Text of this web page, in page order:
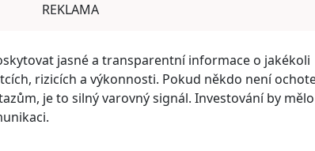
REKLAMA
jasné a transparentní informace o jakékoli
rizicích a výkonnosti. Pokud někdo není
je to silný varovný signál. Investování by